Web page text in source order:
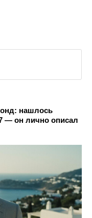
нашлось
— он лично описал